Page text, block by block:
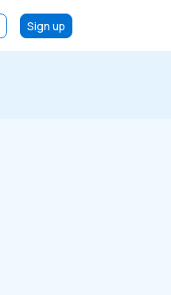
Sign up